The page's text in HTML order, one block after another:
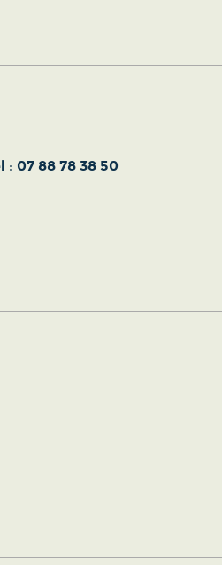
: 07 88 78 38 50